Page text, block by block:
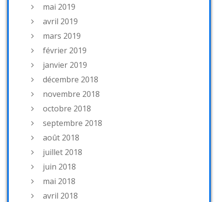
mai 2019
avril 2019
mars 2019
février 2019
janvier 2019
décembre 2018
novembre 2018
octobre 2018
septembre 2018
août 2018
juillet 2018
juin 2018
mai 2018
avril 2018